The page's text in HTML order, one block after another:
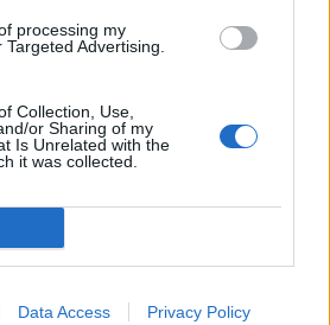
processing my
Advertising.
Collection, Use,
or Sharing of my
Is Unrelated with the
it was collected.
Data Access Privacy Policy
συμφωνία Ντμπεϊμπά –
ObservatoryLY,
Λιβύης
ΕΠΌΜΕΝΟ ΆΡΘΡΟ